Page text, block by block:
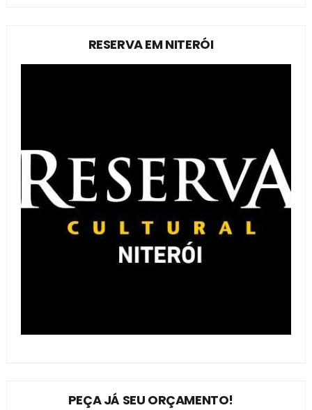
RESERVA EM NITERÓI
PEÇA JÁ SEU ORÇAMENTO!